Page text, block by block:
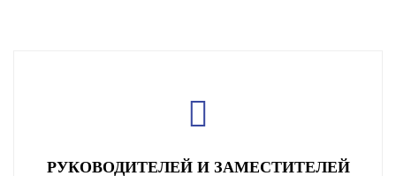
РУКОВОДИТЕЛЕЙ И ЗАМЕСТИТЕЛЕЙ